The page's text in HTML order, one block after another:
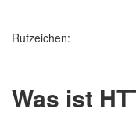
Rufzeichen:
Was ist